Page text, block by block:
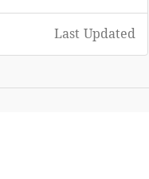
Last Updated